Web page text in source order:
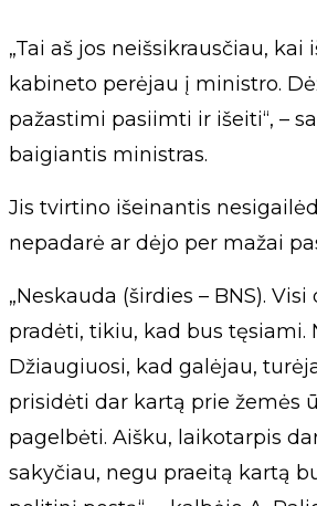
„Tai aš jos neišsikrausčiau, kai
kabineto perėjau į ministro.
pažastimi pasiimti ir išeiti“, –
baigiantis ministras.
Jis tvirtino išeinantis
nepadarė ar dėjo per mažai
„Neskauda (širdies – BNS).
pradėti, tikiu, kad bus tęsiami.
Džiaugiuosi, kad galėjau,
prisidėti dar kartą prie žemės
pagelbėti. Aišku, laikotarpis
sakyčiau, negu praeitą kartą